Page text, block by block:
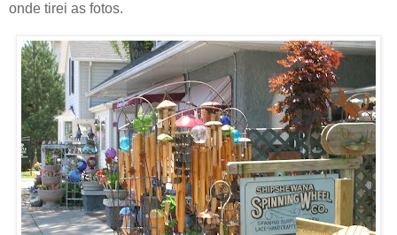
onde tirei as fotos.